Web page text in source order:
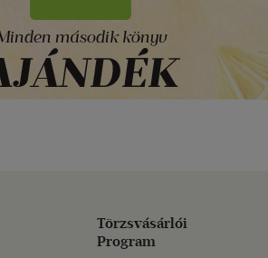
Törzsvásárlói
Program